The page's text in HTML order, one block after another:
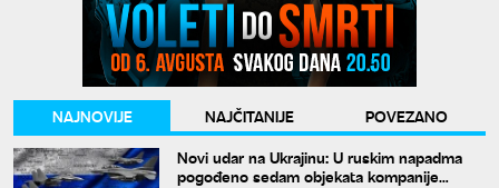
NAJNOVIJE NAJČITANIJE
POVEZANO
Novi udar na Ukrajinu: U ruskim napadma
pogođeno sedam objekata kompanije